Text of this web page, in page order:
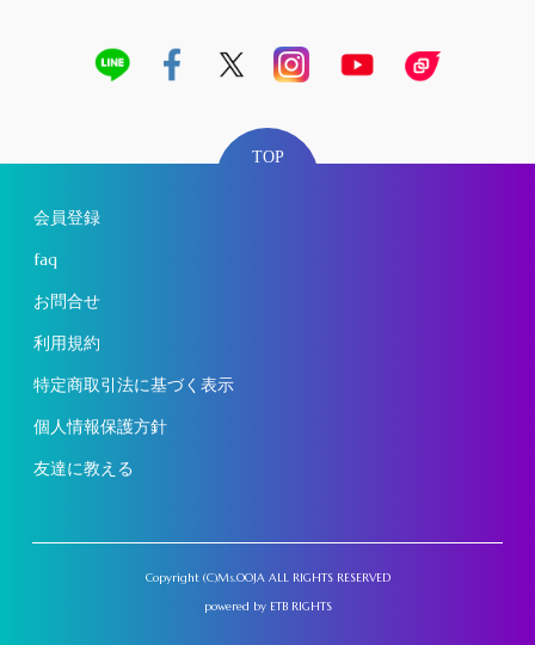
TOP
会員登録
faq
お問合せ
利用規約
特定商取引法に基づく表示
個人情報保護方針
友達に教える
Copyright (C)Ms.OOJA ALL RIGHTS RESERVED
powered by ETB RIGHTS